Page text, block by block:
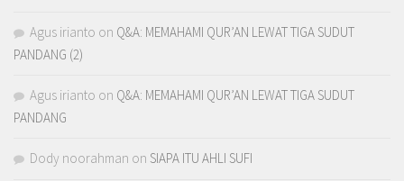
Agus irianto on Q&A: MEMAHAMI QUR’AN LEWAT TIGA SUDUT
PANDANG (2)
Agus irianto on Q&A: MEMAHAMI QUR’AN LEWAT TIGA SUDUT
PANDANG
Dody noorahman on SIAPA ITU AHLI SUFI